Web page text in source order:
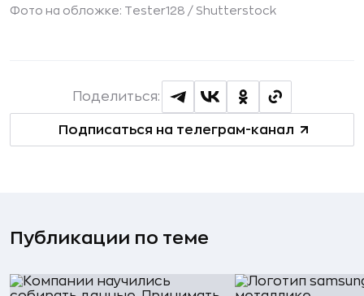
Фото на обложке: Tester128 / Shutterstock
Подписаться на телеграм-канал
Поделиться:
Публикации по теме